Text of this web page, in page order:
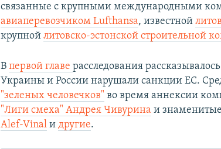
связанные с крупными международными
авиаперевозчиком Lufthansa, известной
крупной литовско-эстонской строительной
В первой главе расследования
Украины и России нарушали санкции ЕС.
"зеленых человечков" во время аннексии
"Лиги смеха" Андрея Чивурина и
Alef-Vinalи другие.